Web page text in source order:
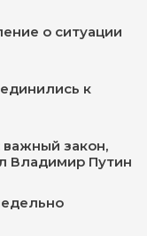
о ситуации
к
важный закон,
Владимир Путин